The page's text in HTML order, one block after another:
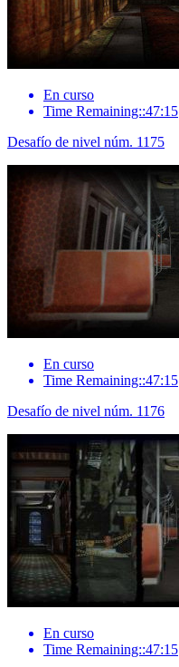
En curso
Time Remaining::47:15
Desafío de nivel núm. 1175
En curso
Time Remaining::47:15
Desafío de nivel núm. 1176
En curso
Time Remaining::47:15